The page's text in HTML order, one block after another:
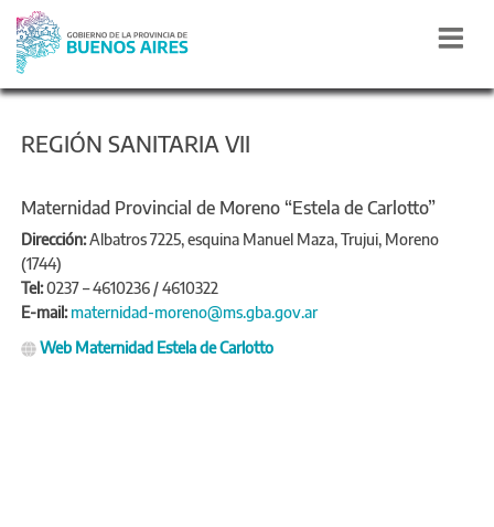
REGIÓN SANITARIA VII
Maternidad Provincial de Moreno “Estela de Carlotto”
Dirección:Albatros 7225, esquina Manuel Maza, Trujui, Moreno
(1744)
Tel:0237 – 4610236 / 4610322
E-mail: maternidad-moreno@ms.gba.gov.ar
Web Maternidad Estela de Carlotto